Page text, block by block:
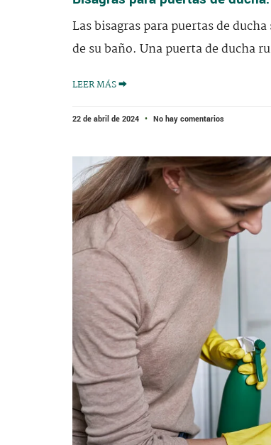
Las bisagras para puertas de
de su baño. Una puerta de ducha
LEER MÁS ⮕
22 de abril de 2024 No hay comentarios